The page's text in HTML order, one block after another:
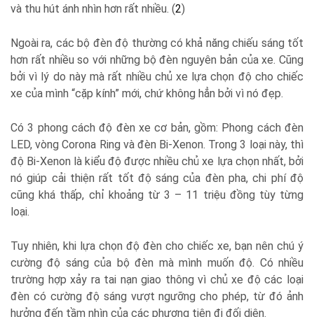
và thu hút ánh nhìn hơn rất nhiều. (2)
Ngoài ra, các bộ đèn độ thường có khả năng chiếu sáng tốt
hơn rất nhiều so với những bộ đèn nguyên bản của xe. Cũng
bởi vì lý do này mà rất nhiều chủ xe lựa chọn độ cho chiếc
xe của mình “cặp kính” mới, chứ không hẳn bởi vì nó đẹp.
Có 3 phong cách độ đèn xe cơ bản, gồm: Phong cách đèn
LED, vòng Corona Ring và đèn Bi-Xenon. Trong 3 loại này, thì
độ Bi-Xenon là kiểu độ được nhiều chủ xe lựa chọn nhất, bởi
nó giúp cải thiện rất tốt độ sáng của đèn pha, chi phí độ
cũng khá thấp, chỉ khoảng từ 3 – 11 triệu đồng tùy từng
loại.
Tuy nhiên, khi lựa chọn độ đèn cho chiếc xe, bạn nên chú ý
cường độ sáng của bộ đèn mà mình muốn độ. Có nhiều
trường hợp xảy ra tai nạn giao thông vì chủ xe độ các loại
đèn có cường độ sáng vượt ngưỡng cho phép, từ đó ảnh
hưởng đến tầm nhìn của các phương tiện đi đối diện.